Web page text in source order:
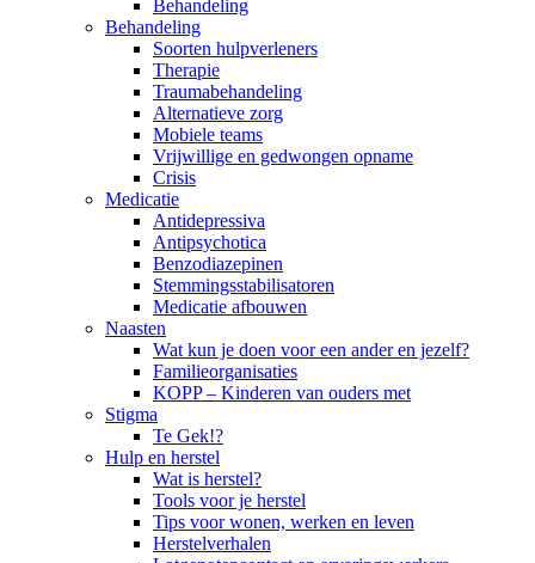
Behandeling
Behandeling
Soorten hulpverleners
Therapie
Traumabehandeling
Alternatieve zorg
Mobiele teams
Vrijwillige en gedwongen opname
Crisis
Medicatie
Antidepressiva
Antipsychotica
Benzodiazepinen
Stemmingsstabilisatoren
Medicatie afbouwen
Naasten
Wat kun je doen voor een ander en jezelf?
Familieorganisaties
KOPP – Kinderen van ouders met
Stigma
Te Gek!?
Hulp en herstel
Wat is herstel?
Tools voor je herstel
Tips voor wonen, werken en leven
Herstelverhalen